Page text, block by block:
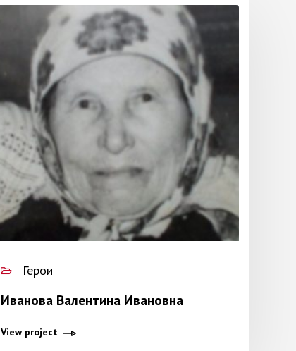
Герои
Иванова Валентина Ивановна
View project